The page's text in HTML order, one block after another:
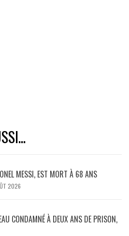
MESSI, EST MORT À 68 ANS
2026
CONDAMNÉ À DEUX ANS DE PRISON,